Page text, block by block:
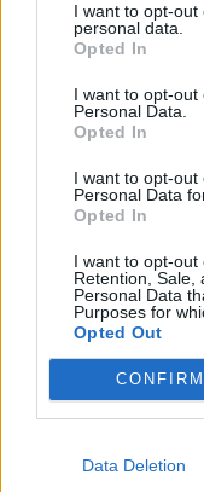
I want to opt-
personal data.
Opted In
I want to opt-out
Personal Data.
Opted In
I want to opt-
Personal Data
Opted In
I want to opt-out
Retention, Sale,
Personal Data
Purposes for
Opted Out
CONFIRM
Data Deletion
Véget ért a
szupersztárt
A brazil szélső
lejárt volna, és a
komolyan